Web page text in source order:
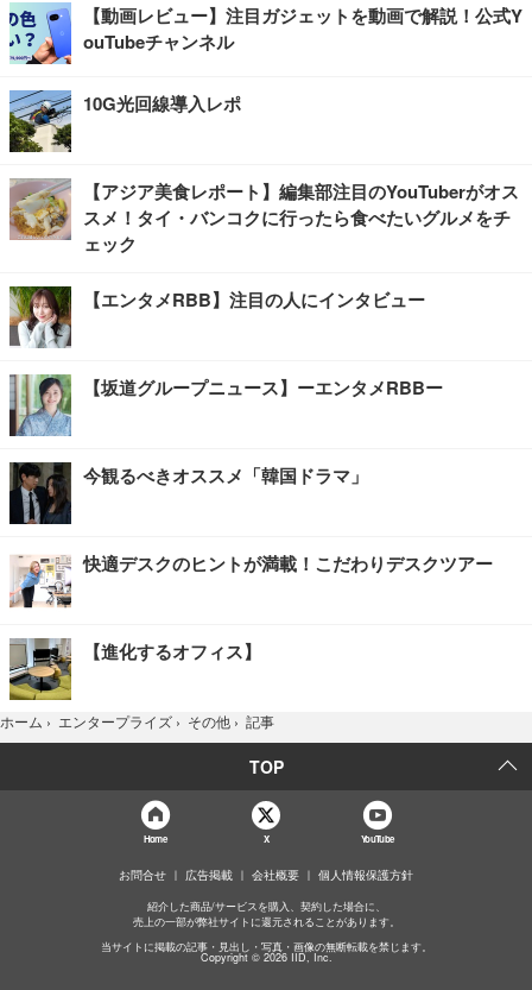
【動画レビュー】注目ガジェットを動画で解説！公式Y
ouTubeチャンネル
10G光回線導入レポ
【アジア美食レポート】編集部注目のYouTuberがオス
スメ！タイ・バンコクに行ったら食べたいグルメをチ
ェック
【エンタメRBB】注目の人にインタビュー
【坂道グループニュース】ーエンタメRBBー
今観るべきオススメ「韓国ドラマ」
快適デスクのヒントが満載！こだわりデスクツアー
【進化するオフィス】
ホーム › エンタープライズ › その他 › 記事
TOP
Home X YouTube
お問合せ 広告掲載 会社概要 個人情報保護方針
紹介した商品/サービスを購入、契約した場合に、
売上の一部が弊社サイトに還元されることがあります。
当サイトに掲載の記事・見出し・写真・画像の無断転載を禁じます。
Copyright © 2026 IID, Inc.